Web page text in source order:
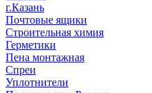
г.Казань
Почтовые ящики
Строительная химия
Герметики
Пена монтажная
Спреи
Уплотнители